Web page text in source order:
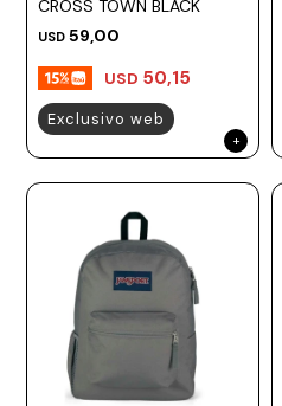
CROSS TOWN BLACK
USD 59,00
USD 50,15
Exclusivo web